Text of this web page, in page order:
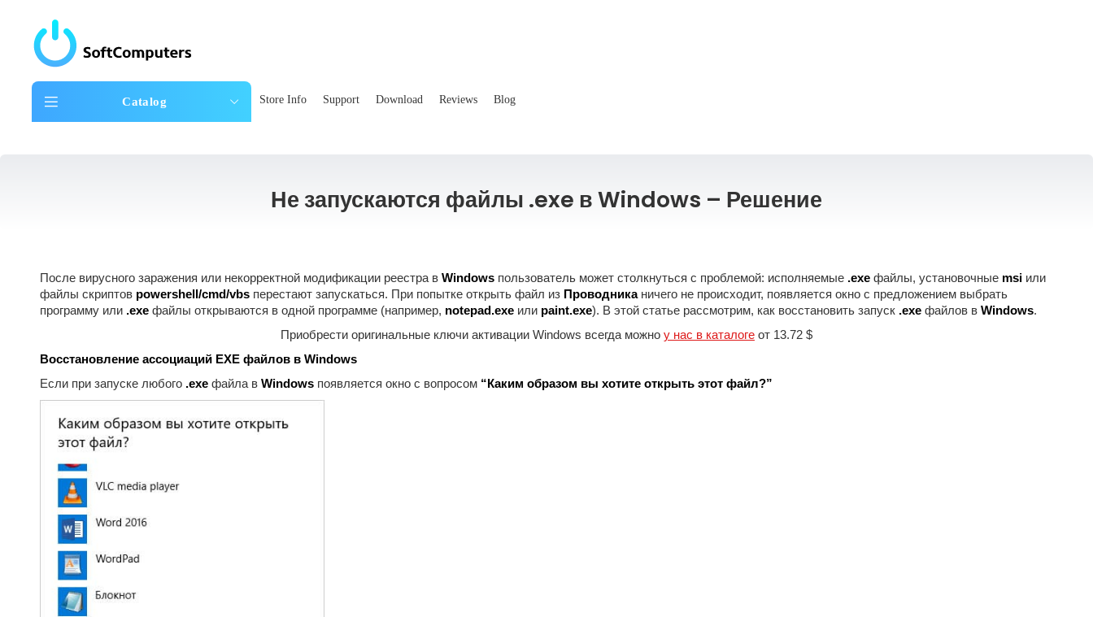
Catalog Store Info Support Download Reviews Blog
Не запускаются файлы .exe в Windows – Решение
После вирусного заражения или некорректной модификации реестра в Windowsпользователь может столкнуться с проблемой: исполняемые .exeфайлы, установочные msiили
файлы скриптов powershell/cmd/vbsперестают запускаться. При попытке открыть файл из Проводниканичего не происходит, появляется окно с предложением выбрать
программу или .exeфайлы открываются в одной программе (например, notepad.exeили paint.exe). В этой статье рассмотрим, как восстановить запуск .exeфайлов в Windows.
Приобрести оригинальные ключи активации Windows всегда можно у нас в каталогеот 13.72 $
Восстановление ассоциаций EXE файлов в Windows
Если при запуске любого .exeфайла в Windowsпоявляется окно с вопросом “Каким образом вы хотите открыть этот файл?”